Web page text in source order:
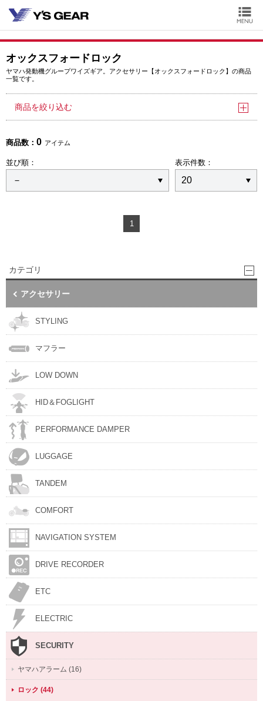
オックスフォードロック
ヤマハ発動機グループワイズギア。アクセサリー【オックスフォードロック】の商品
一覧です。
商品を絞り込む
商品数： 0 アイテム
並び順： 表示件数：
1
カテゴリ
アクセサリー
STYLING
マフラー
LOW DOWN
HID＆FOGLIGHT
PERFORMANCE DAMPER
LUGGAGE
TANDEM
COMFORT
NAVIGATION SYSTEM
DRIVE RECORDER
ETC
ELECTRIC
SECURITY
ヤマハアラーム (16)
ロック (44)